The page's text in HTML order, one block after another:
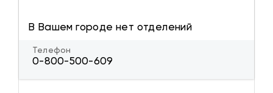
В Вашем городе нет отделений
Телефон
0-800-500-609